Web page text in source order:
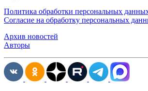
Политика обработки персональных
Согласие на обработку персональных
Архив новостей
Авторы